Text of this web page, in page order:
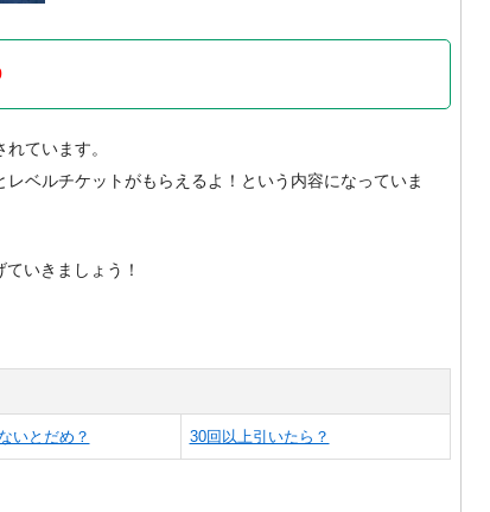
ています。
ベルチケットがもらえるよ！という内容になっていま
いきましょう！
いとだめ？ 30回以上引いたら？